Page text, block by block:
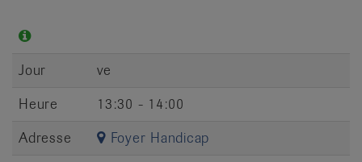
Jour
ve
Heure
13:30 - 14:00
Adresse
Foyer Handicap